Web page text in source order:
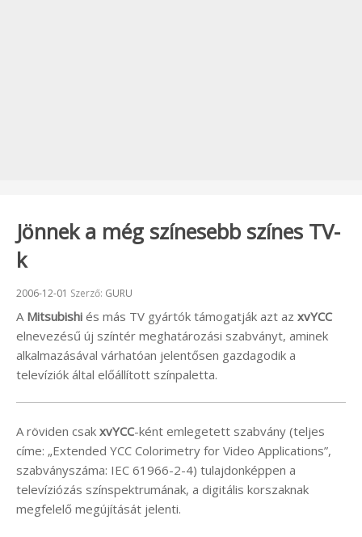
Jönnek a még színesebb színes TV-
k
Beküldve:
2006-12-01 Szerző: GURU
A Mitsubishi és más TV gyártók támogatják azt az xvYCC
elnevezésű új színtér meghatározási szabványt, aminek
alkalmazásával várhatóan jelentősen gazdagodik a
televíziók által előállított színpaletta.
A röviden csak xvYCC-ként emlegetett szabvány (teljes
címe: „Extended YCC Colorimetry for Video Applications”,
szabványszáma: IEC 61966-2-4) tulajdonképpen a
televíziózás színspektrumának, a digitális korszaknak
megfelelő megújítását jelenti.